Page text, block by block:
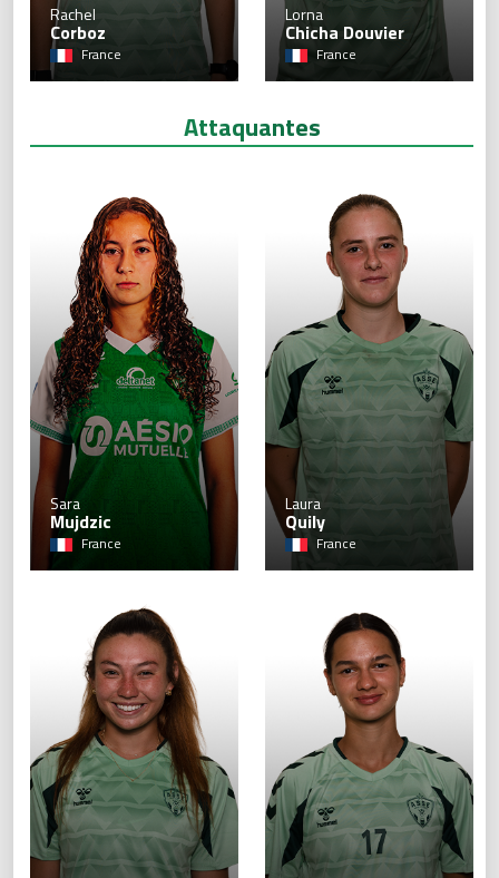
10
Rachel
Corboz
France
Lorna
Chicha Douvier
France
Attaquantes
Sara
Mujdzic
France
Laura
Quily
France